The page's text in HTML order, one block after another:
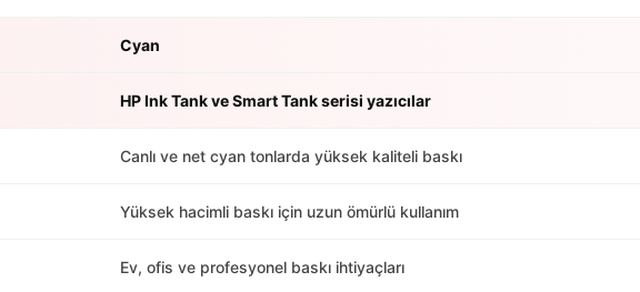
Cyan
HP Ink Tank ve Smart Tank serisi yazıcılar
Canlı ve net cyan tonlarda yüksek kaliteli baskı
Yüksek hacimli baskı için uzun ömürlü kullanım
Ev, ofis ve profesyonel baskı ihtiyaçları